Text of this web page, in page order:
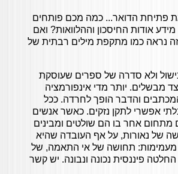
פתיחת הדואר... כמה מכם פותחים
אודות החיסכון וההלוואות? ואם
נראה כמו מתקפת מילים רבתית של
ולא סדרה של ספרים שעוסקת
מבשלים. יותר מדי אינפורמציה
והדבר הופך לחרדה. ככל
אפשרי לתקן נזקים. כאשר אנשים
אחר בו הם שולטים ומבינים
של נאורות, על אף העובדה שהיא
מעמימות: תחושה של אי התאמה, של
פיננסית נכונה ונבונה. יש קשר